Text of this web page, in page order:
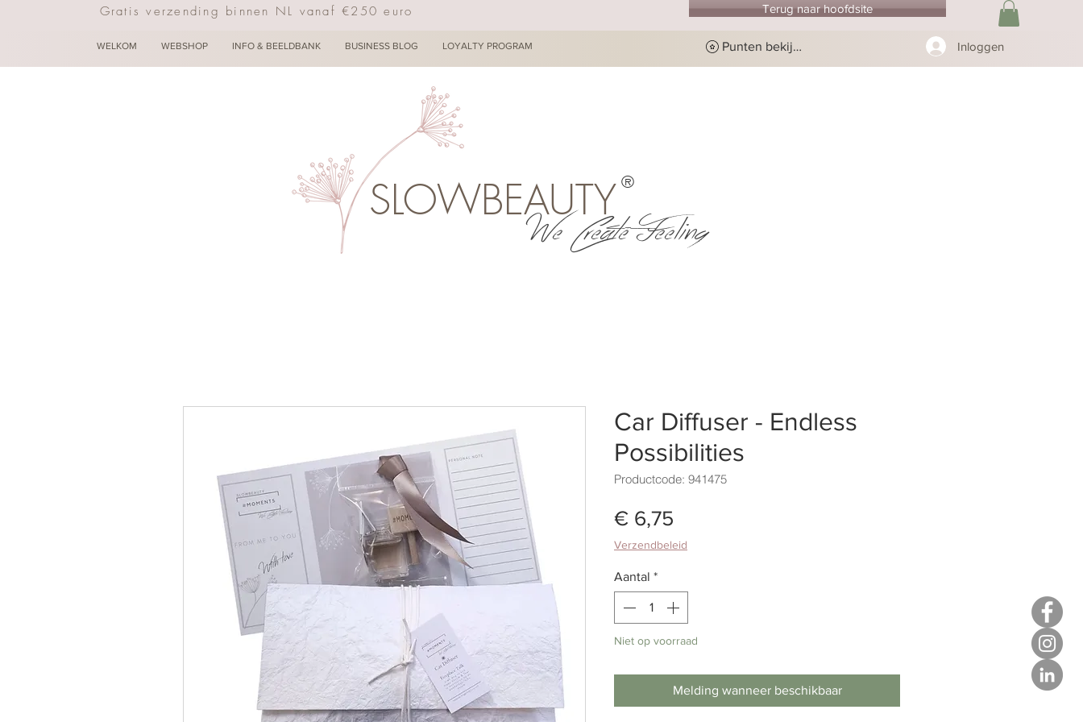
Gratis verzending binnen NL vanaf €250 euro Terug naar hoofdsite
WELKOM WEBSHOP INFO & BEELDBANK BUSINESS BLOG LOYALTY PROGRAM Punten bekijken Inloggen
SLOWBEAUTY ®
We Create Feeling
Car Diffuser - Endless
Possibilities
Productcode: 941475
€ 6,75
Verzendbeleid
Aantal *
Niet op voorraad
Melding wanneer beschikbaar